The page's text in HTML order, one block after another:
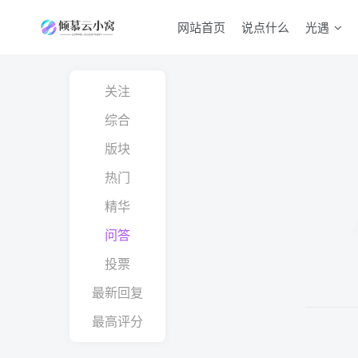
网站首页 说点什么 光遇
关注
综合
版块
热门
精华
问答
投票
最新回复
最高评分